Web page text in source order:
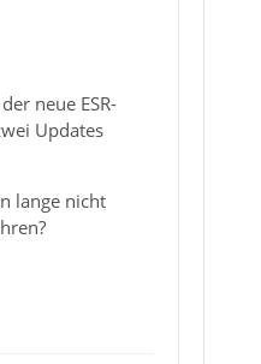
neue ESR-
Updates
lange nicht